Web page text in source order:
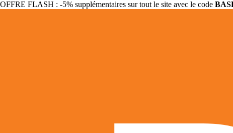
OFFRE FLASH : -5% supplémentaires sur tout le site avec le code